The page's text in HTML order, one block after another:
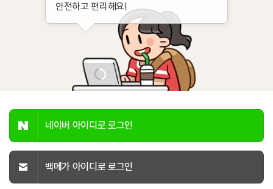
안전하고 편리해요!
네이버 아이디로 로그인
백메가 아이디로 로그인